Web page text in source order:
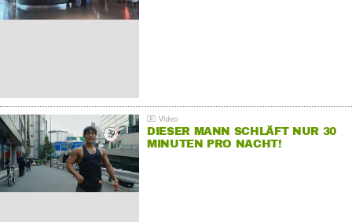
DIESER MANN SCHLÄFT NUR 30
MINUTEN PRO NACHT!